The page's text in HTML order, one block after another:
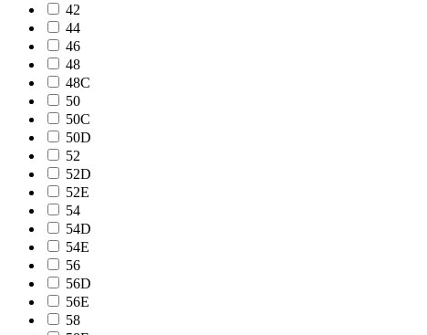
42
44
46
48
48C
50
50C
50D
52
52D
52E
54
54D
54E
56
56D
56E
58